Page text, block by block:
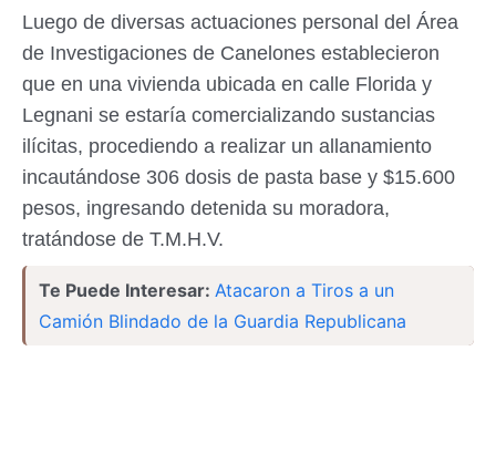
Luego de diversas actuaciones personal del Área
de Investigaciones de Canelones establecieron
que en una vivienda ubicada en calle Florida y
Legnani se estaría comercializando sustancias
ilícitas, procediendo a realizar un allanamiento
incautándose 306 dosis de pasta base y $15.600
pesos, ingresando detenida su moradora,
tratándose de T.M.H.V.
Te Puede Interesar: Atacaron a Tiros a un
Camión Blindado de la Guardia Republicana